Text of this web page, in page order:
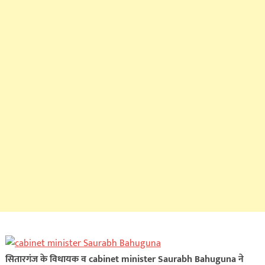
सितारगंज के विधायक व cabinet minister Saurabh Bahuguna ने